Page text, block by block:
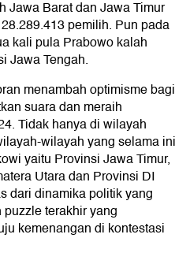
Jawa Barat dan Jawa Timur
pemilih. Pun pada
kali pula Prabowo kalah
Jawa Tengah.
menambah optimisme bagi
suara dan meraih
Tidak hanya di wilayah
wilayah yang selama ini
yaitu Provinsi Jawa Timur,
Utara dan Provinsi DI
dari dinamika politik yang
terakhir yang
kemenangan di kontestasi